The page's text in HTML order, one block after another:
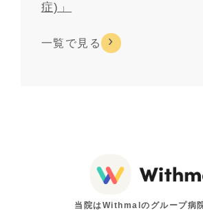
症)」
一覧で見る
当院はWithmalのグループ病